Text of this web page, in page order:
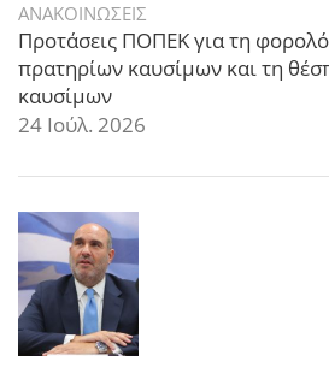
ΑΝΑΚΟΙΝΩΣΕΙΣ
Προτάσεις ΠΟΠΕΚ για τη
πρατηρίων καυσίμων και τη
καυσίμων
24 Ιούλ. 2026